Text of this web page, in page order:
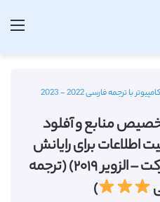
با ترجمه فارسی 2022 - 2023
منابع و آفلود
اطلاعات برای رایانش
سیار مرزی (ساینس دایرکت – الزویر ۲۰۱۹) (ترجمه
)